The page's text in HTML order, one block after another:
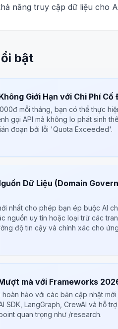
năng truy cập dữ liệu cho
bật
Giới Hạn với Chi Phí Cố
mỗi tháng, bạn có thể thực
gọi API mà không lo phát sinh
đoạn bởi lỗi 'Quota Exceeded'.
Dữ Liệu (Domain
nhất cho phép bạn ép buộc AI
nguồn uy tín hoặc loại trừ các
độ tin cậy và chính xác cho
mà với Frameworks
hảo với các bản cập nhật mới
SDK, LangGraph, CrewAI và hỗ
quan trọng như /research.